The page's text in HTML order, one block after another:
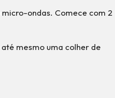
ondas. Comece com 2
mesmo uma colher de